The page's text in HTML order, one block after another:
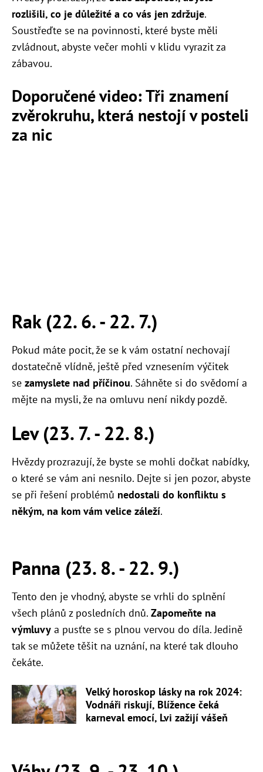
rozlišili, co je důležité a co vás jen zdržuje.
Soustřeďte se na povinnosti, které byste měli
zvládnout, abyste večer mohli v klidu vyrazit za
zábavou.
Doporučené video: Tři znamení
zvěrokruhu, která nestojí v posteli
za nic
Rak (22. 6. - 22. 7.)
Pokud máte pocit, že se k vám ostatní nechovají
dostatečně vlídně, ještě před vznesením výčitek
se zamyslete nad příčinou. Sáhněte si do svědomí a
mějte na mysli, že na omluvu není nikdy pozdě.
Lev (23. 7. - 22. 8.)
Hvězdy prozrazují, že byste se mohli dočkat nabídky,
o které se vám ani nesnilo. Dejte si jen pozor, abyste
se při řešení problémů nedostali do konfliktu s
někým, na kom vám velice záleží.
Panna (23. 8. - 22. 9.)
Tento den je vhodný, abyste se vrhli do splnění
všech plánů z posledních dnů. Zapomeňte na
výmluvy a pusťte se s plnou vervou do díla. Jedině
tak se můžete těšit na uznání, na které tak dlouho
čekáte.
Velký horoskop lásky na rok 2024:
Vodnáři riskují, Blížence čeká
karneval emocí, Lvi zažijí vášeň